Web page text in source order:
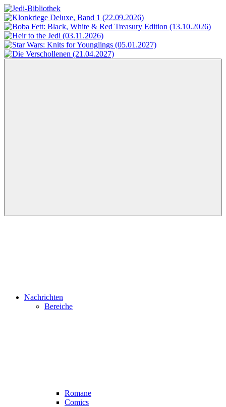
Zum
Inhalt
springen
Jedi-
Bibliothek
Das
Portal
für
Star
Wars-
Nachrichten
Bereiche
Romane
Comics